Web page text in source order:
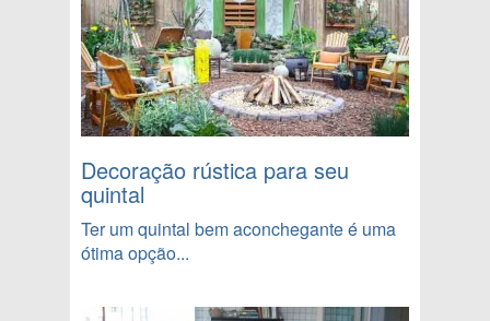
Decoração rústica para seu
quintal
Ter um quintal bem aconchegante é uma
ótima opção...